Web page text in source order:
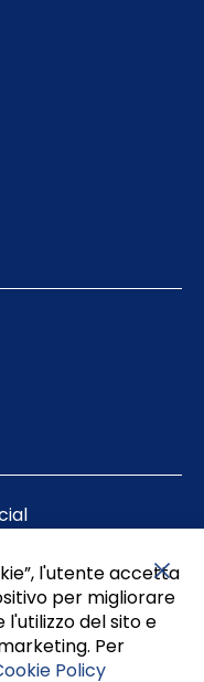
l'utente accetta
per migliorare
l'utilizzo del sito e
Per
Policy